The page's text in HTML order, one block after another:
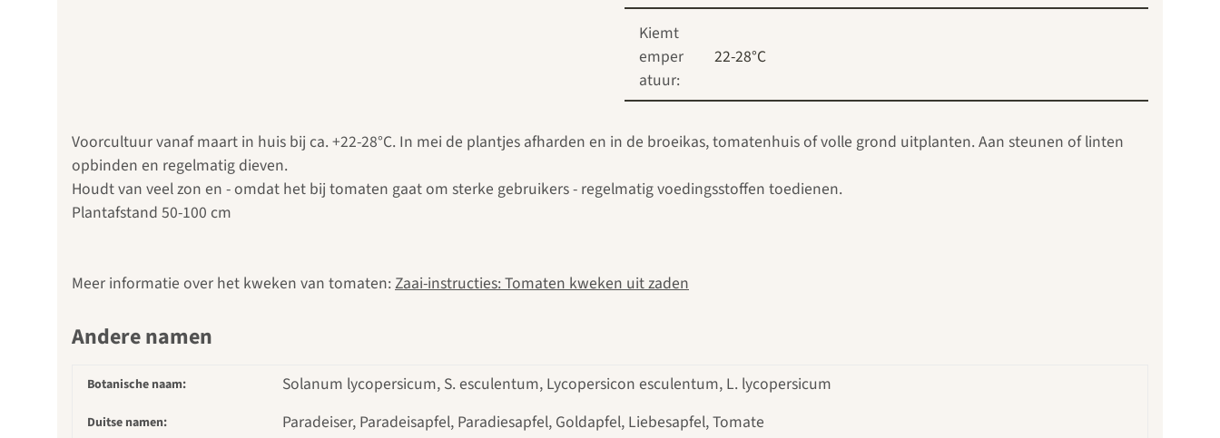
Kiemt
emper
atuur:
22-28°C
Voorcultuur vanaf maart in huis bij ca. +22-28°C. In mei de plantjes afharden en in de broeikas, tomatenhuis of volle grond uitplanten. Aan steunen of linten
opbinden en regelmatig dieven.
Houdt van veel zon en - omdat het bij tomaten gaat om sterke gebruikers - regelmatig voedingsstoffen toedienen.
Plantafstand 50-100 cm
Meer informatie over het kweken van tomaten: Zaai-instructies: Tomaten kweken uit zaden
Andere namen
Botanische naam: Solanum lycopersicum, S. esculentum, Lycopersicon esculentum, L. lycopersicum
Duitse namen: Paradeiser, Paradeisapfel, Paradiesapfel, Goldapfel, Liebesapfel, Tomate